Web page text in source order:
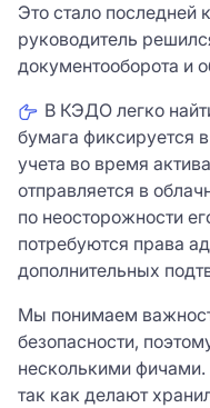
Это стало последней
руководитель
документооборота и
В КЭДО легко
бумага фиксируется
учета во время
отправляется в
по неосторожности
потребуются права
дополнительных
Мы понимаем
безопасности,
несколькими
так как делают